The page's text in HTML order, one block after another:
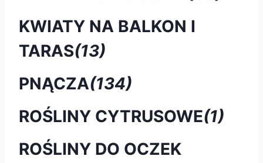
KWIATY NA BALKON I
TARAS(13)
PNĄCZA(134)
ROŚLINY CYTRUSOWE(1)
ROŚLINY DO OCZEK